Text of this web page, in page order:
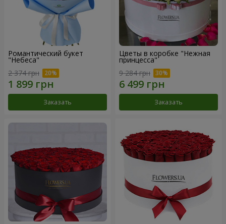
Романтический букет
"Небеса"
2 374 грн
Заказать
Цветы в коробке "Нежная
принцесса"
9 284 грн
Заказать